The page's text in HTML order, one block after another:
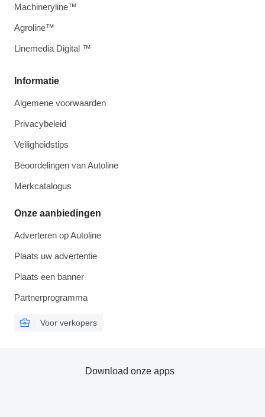
Informatie
Algemene voorwaarden
Privacybeleid
Veiligheidstips
Beoordelingen van Autoline
Merkcatalogus
Onze aanbiedingen
Adverteren op Autoline
Plaats uw advertentie
Plaats een banner
Partnerprogramma
Voor verkopers
Machineryline™
Agroline™
Linemedia Digital ™
Download onze apps